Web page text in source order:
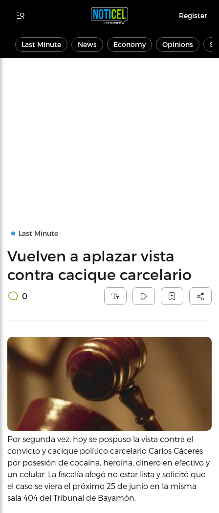
Register
Last Minute News Economy Opinions
Last Minute
Vuelven a aplazar vista
contra cacique carcelario
0
Por segunda vez, hoy se pospuso la vista contra el
convicto y cacique político carcelario Carlos Cáceres
por posesión de cocaína, heroína, dinero en efectivo y
un celular. La fiscalía alegó no estar lista y solicitó que
el caso se viera el próximo 25 de junio en la misma
sala 404 del Tribunal de Bayamón.